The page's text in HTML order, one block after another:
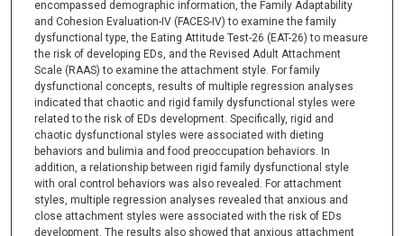
encompassed demographic information, the Family Adaptability
and Cohesion Evaluation-IV (FACES-IV) to examine the family
dysfunctional type, the Eating Attitude Test-26 (EAT-26) to measure
the risk of developing EDs, and the Revised Adult Attachment
Scale (RAAS) to examine the attachment style. For family
dysfunctional concepts, results of multiple regression analyses
indicated that chaotic and rigid family dysfunctional styles were
related to the risk of EDs development. Specifically, rigid and
chaotic dysfunctional styles were associated with dieting
behaviors and bulimia and food preoccupation behaviors. In
addition, a relationship between rigid family dysfunctional style
with oral control behaviors was also revealed. For attachment
styles, multiple regression analyses revealed that anxious and
close attachment styles were associated with the risk of EDs
development. The results also showed that anxious attachment